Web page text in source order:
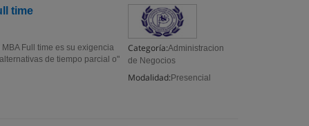
time
Categoría:Administracion
de Negocios
Modalidad: Presencial
Full time es su exigencia
de tiempo parcial o"